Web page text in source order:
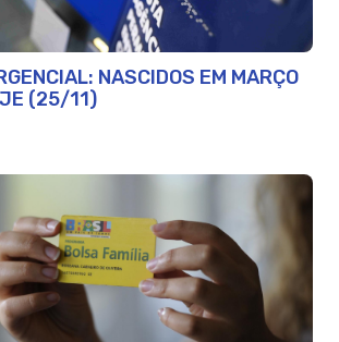
NASCIDOS EM MARÇO
(25/11)